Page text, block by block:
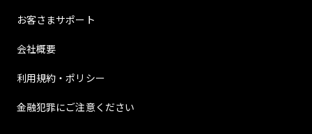
お客さまサポート
会社概要
利用規約・ポリシー
金融犯罪にご注意ください